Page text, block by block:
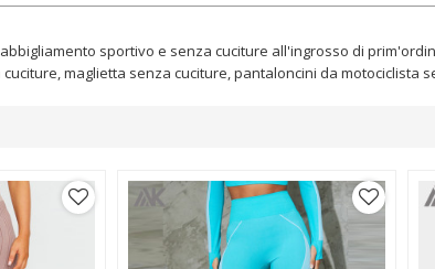
sportivo e senza cuciture all'ingrosso di
maglietta senza cuciture, pantaloncini da motociclista